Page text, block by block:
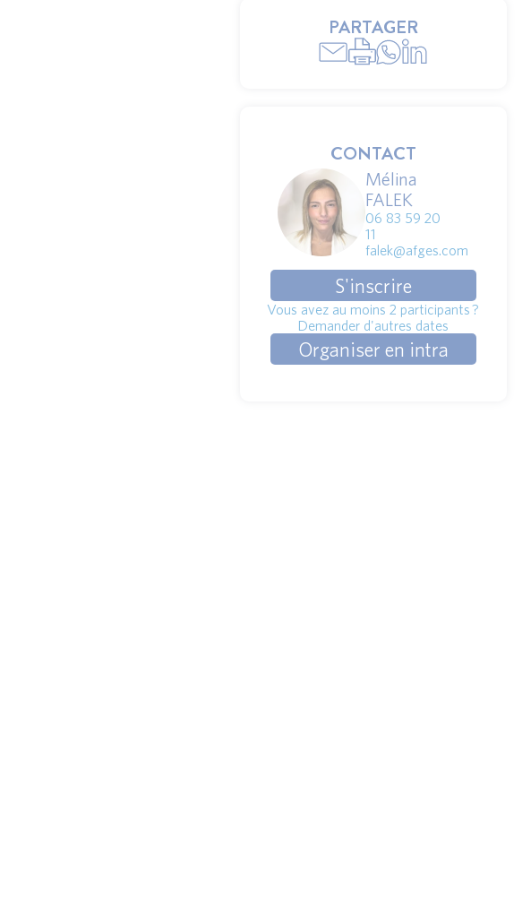
PARTAGER
CONTACT
Mélina
FALEK
06 83 59 20
11
falek@afges.com
S'inscrire
Vous avez au moins 2 participants ?
Demander d'autres dates
Organiser en intra